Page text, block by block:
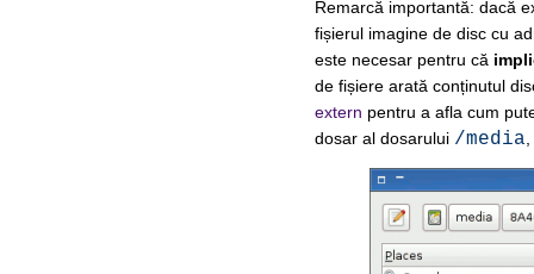
Remarcă importantă: dacă
fișierul imagine de disc cu
este necesar pentru că
de fișiere arată conținutul
extern pentru a afla cum
dosar al dosarului /media